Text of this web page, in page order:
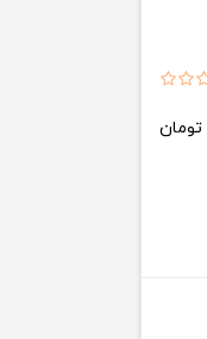
تومان